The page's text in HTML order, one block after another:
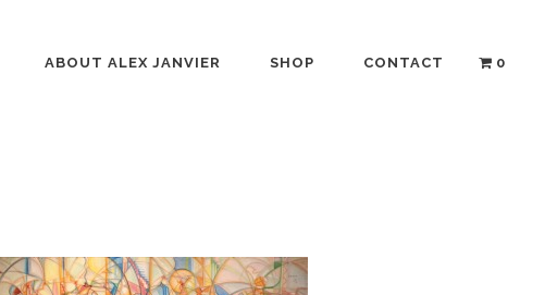
ABOUT ALEX JANVIER SHOP CONTACT 0